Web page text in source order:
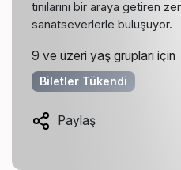
tınılarını bir araya getiren
sanatseverlerle buluşuyor.
9 ve üzeri yaş grupları için
Biletler Tükendi
Paylaş